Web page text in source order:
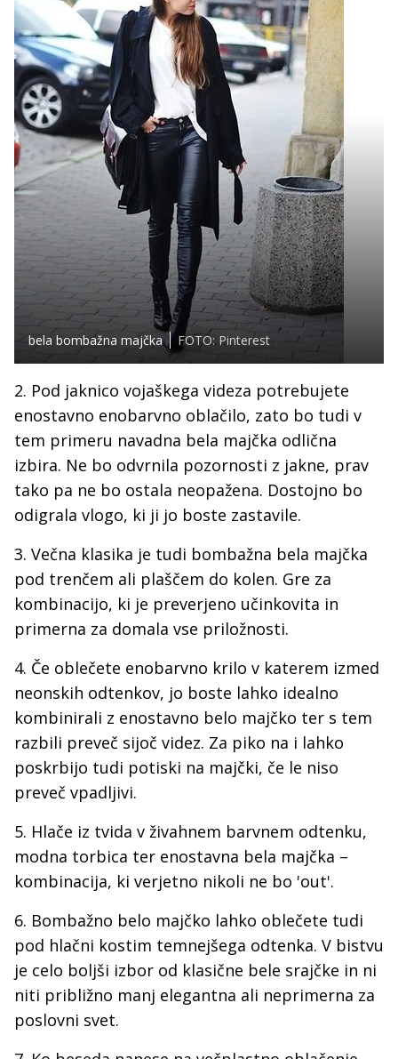
bela bombažna majčka FOTO: Pinterest
2. Pod jaknico vojaškega videza potrebujete
enostavno enobarvno oblačilo, zato bo tudi v
tem primeru navadna bela majčka odlična
izbira. Ne bo odvrnila pozornosti z jakne, prav
tako pa ne bo ostala neopažena. Dostojno bo
odigrala vlogo, ki ji jo boste zastavile.
3. Večna klasika je tudi bombažna bela majčka
pod trenčem ali plaščem do kolen. Gre za
kombinacijo, ki je preverjeno učinkovita in
primerna za domala vse priložnosti.
4. Če oblečete enobarvno krilo v katerem izmed
neonskih odtenkov, jo boste lahko idealno
kombinirali z enostavno belo majčko ter s tem
razbili preveč sijoč videz. Za piko na i lahko
poskrbijo tudi potiski na majčki, če le niso
preveč vpadljivi.
5. Hlače iz tvida v živahnem barvnem odtenku,
modna torbica ter enostavna bela majčka –
kombinacija, ki verjetno nikoli ne bo 'out'.
6. Bombažno belo majčko lahko oblečete tudi
pod hlačni kostim temnejšega odtenka. V bistvu
je celo boljši izbor od klasične bele srajčke in ni
niti približno manj elegantna ali neprimerna za
poslovni svet.